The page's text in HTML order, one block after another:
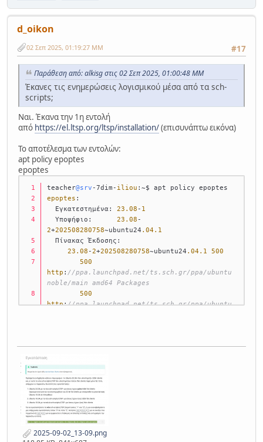
d_oikon
#17
02 Σεπ 2025, 01:19:27 ΜΜ
Παράθεση από: alkisg στις 02 Σεπ 2025, 01:00:48 ΜΜ
Έκανες τις ενημερώσεις λογισμικού μέσα από τα sch-
scripts;
Ναι. Έκανα την 1η εντολή
από https://el.ltsp.org/ltsp/installation/(επισυνάπτω εικόνα)
Το αποτέλεσμα των εντολών:
apt policy epoptes
epoptes
teacher@srv -7dim- iliou :~$ apt policy epoptes
epoptes :
Εγκατεστημένα: 23.08 - 1
Υποψήφιο: 23.08 -
2+202508280758~ubuntu24 .04.1
Πίνακας Έκδοσης:
23.08 -2+202508280758~ubuntu24 .04.1
500
500
http : //ppa.launchpad.net/ts.sch.gr/ppa/ubuntu
noble/main amd64 Packages
500
http://ppa.launchpad.net/ts.sch.gr/ppa/ubuntu
http://gr.archive.ubuntu.com/ubuntu
500
http://gr.archive.ubuntu.com/ubuntu
noble/universe i386 Packages
100 /
teacher@srv-7dim-
Traceback (most recent call last):
File
"/usr/bin/epoptes"
2025-09-02_13-09.png